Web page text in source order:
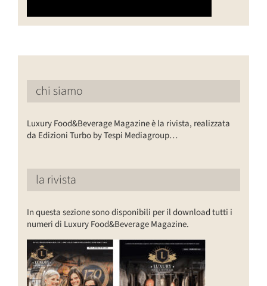
chi siamo
Luxury Food&Beverage Magazine è la rivista, realizzata
da Edizioni Turbo by Tespi Mediagroup…
la rivista
In questa sezione sono disponibili per il download tutti i
numeri di Luxury Food&Beverage Magazine.